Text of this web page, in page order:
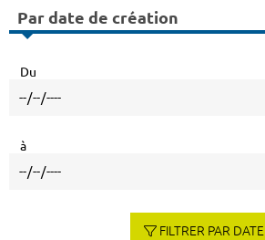
Par date de création
Du
à
FILTRER PAR DATE